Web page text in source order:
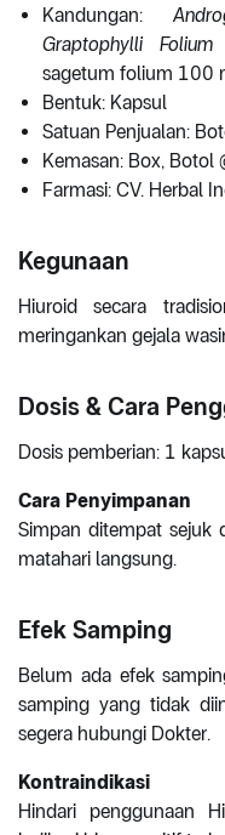
Kandungan:
Graptophylli Folium
sagetum folium 100
Bentuk: Kapsul
Satuan Penjualan:
Kemasan: Box,
Farmasi: CV. Herbal
Kegunaan
Hiuroid secara
meringankan gejala
Dosis & Cara
Dosis pemberian: 1
Cara Penyimpanan
Simpan ditempat sejuk
matahari langsung.
Efek Samping
Belum ada efek
samping yang tidak
segera hubungi Dokter.
Kontraindikasi
Hindari penggunaan